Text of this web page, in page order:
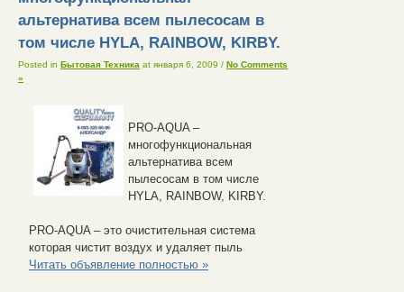
альтернатива всем пылесосам в
том числе HYLA, RAINBOW, KIRBY.
Posted in Бытовая Техника at января 6, 2009 / No Comments
»
PRO-AQUA –
многофункциональная
альтернатива всем
пылесосам в том числе
HYLA, RAINBOW, KIRBY.
PRO-AQUA – это очистительная система
которая чистит воздух и удаляет пыль
Читать объявление полностью »